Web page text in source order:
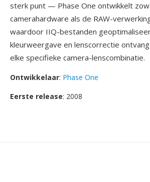
sterk punt — Phase One ontwikkelt
camerahardware als de RAW-
waardoor IIQ-bestanden
kleurweergave en lenscorrectie
elke specifieke camera-lenscombinatie.
Ontwikkelaar: Phase One
Eerste release: 2008